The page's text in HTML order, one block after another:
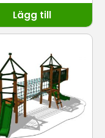
Lägg till